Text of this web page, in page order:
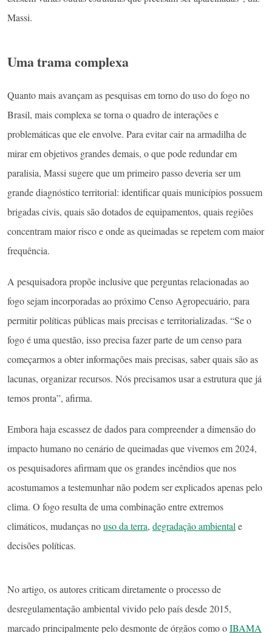
Massi.
Uma trama complexa
Quanto mais avançam as pesquisas em torno do uso do fogo no
Brasil, mais complexa se torna o quadro de interações e
problemáticas que ele envolve. Para evitar cair na armadilha de
mirar em objetivos grandes demais, o que pode redundar em
paralisia, Massi sugere que um primeiro passo deveria ser um
grande diagnóstico territorial: identificar quais municípios possuem
brigadas civis, quais são dotados de equipamentos, quais regiões
concentram maior risco e onde as queimadas se repetem com maior
frequência.
A pesquisadora propõe inclusive que perguntas relacionadas ao
fogo sejam incorporadas ao próximo Censo Agropecuário, para
permitir políticas públicas mais precisas e territorializadas. “Se o
fogo é uma questão, isso precisa fazer parte de um censo para
começarmos a obter informações mais precisas, saber quais são as
lacunas, organizar recursos. Nós precisamos usar a estrutura que já
temos pronta”, afirma.
Embora haja escassez de dados para compreender a dimensão do
impacto humano no cenário de queimadas que vivemos em 2024,
os pesquisadores afirmam que os grandes incêndios que nos
acostumamos a testemunhar não podem ser explicados apenas pelo
clima. O fogo resulta de uma combinação entre extremos
climáticos, mudanças nouso da terra, degradação ambientale
decisões políticas.
No artigo, os autores criticam diretamente o processo de
desregulamentação ambiental vivido pelo país desde 2015,
marcado principalmente pelo desmonte de órgãos como oIBAMA